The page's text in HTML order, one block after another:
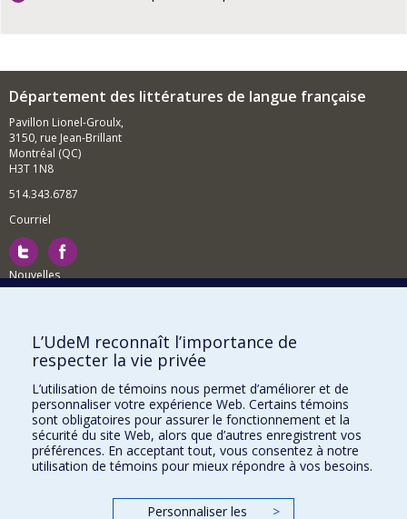
Département des littératures de langue française
Pavillon Lionel-Groulx,
3150, rue Jean-Brillant
Montréal (QC)
H3T 1N8
514.343.6787
Courriel
Nouvelles
Comment soutenir le Département?
BESOIN D'AIDE?
Plan du site
Signaler une erreur
Accessibilité
FACULTÉ DES ARTS ET DES SCIENCES
Nos départements et écoles
L’UdeM reconnaît l’importance de
respecter la vie privée
L’utilisation de témoins nous permet d’améliorer et de
personnaliser votre expérience Web. Certains témoins
sont obligatoires pour assurer le fonctionnement et la
sécurité du site Web, alors que d’autres enregistrent vos
préférences. En acceptant tout, vous consentez à notre
utilisation de témoins pour mieux répondre à vos besoins.
Personnaliser les
>